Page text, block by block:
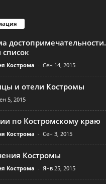
достопримечательности.
Кострома - Сен 14, 2015
и отели Костромы
5, 2015
по Костромскому краю
Кострома - Сен 3, 2015
Костромы
Кострома - Янв 25, 2015